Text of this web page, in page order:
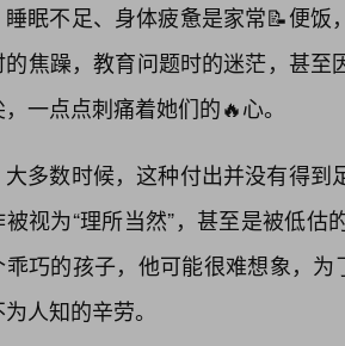
睡眠不足、身体疲惫是家常📝便
的焦躁，教育问题时的迷茫，甚
一点点刺痛着她们的🔥心。
大多数时候，这种付出并没有得
被视为“理所当然”，甚至是被低
乖巧的孩子，他可能很难想象，
人知的辛劳。